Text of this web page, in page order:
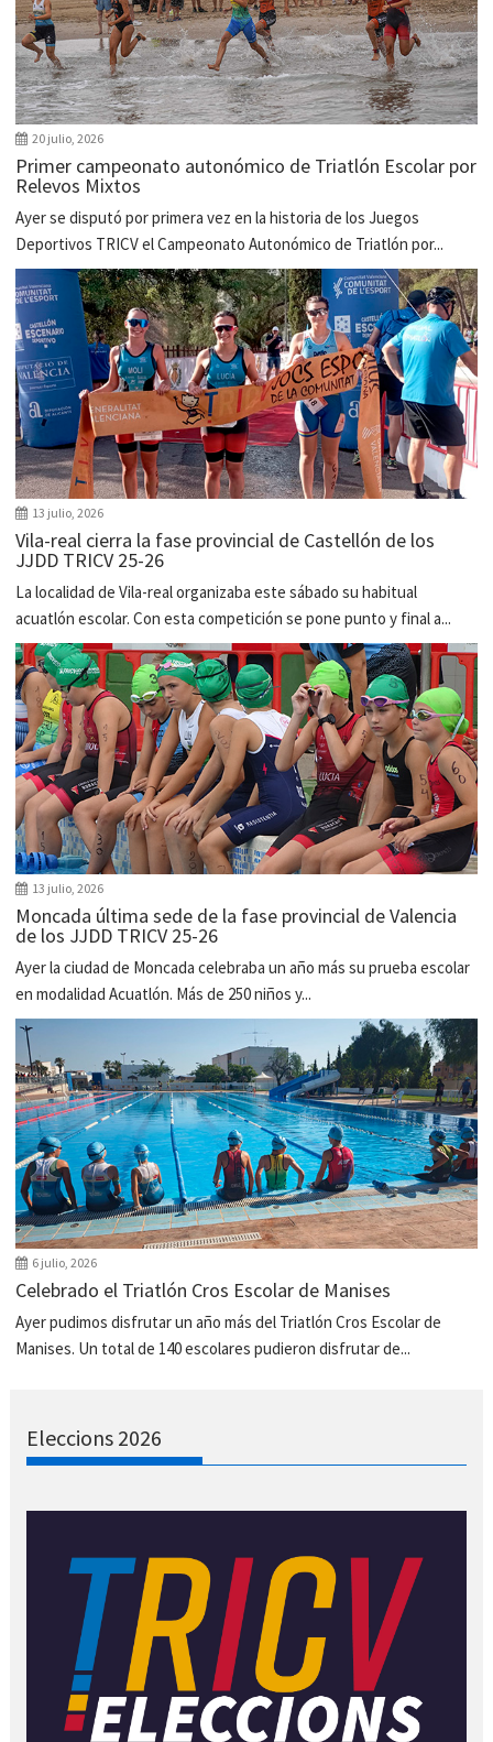
20 julio, 2026
Primer campeonato autonómico de Triatlón Escolar por
Relevos Mixtos
Ayer se disputó por primera vez en la historia de los Juegos
Deportivos TRICV el Campeonato Autonómico de Triatlón por...
13 julio, 2026
Vila-real cierra la fase provincial de Castellón de los
JJDD TRICV 25-26
La localidad de Vila-real organizaba este sábado su habitual
acuatlón escolar. Con esta competición se pone punto y final a...
13 julio, 2026
Moncada última sede de la fase provincial de Valencia
de los JJDD TRICV 25-26
Ayer la ciudad de Moncada celebraba un año más su prueba escolar
en modalidad Acuatlón. Más de 250 niños y...
6 julio, 2026
Celebrado el Triatlón Cros Escolar de Manises
Ayer pudimos disfrutar un año más del Triatlón Cros Escolar de
Manises. Un total de 140 escolares pudieron disfrutar de...
Eleccions 2026